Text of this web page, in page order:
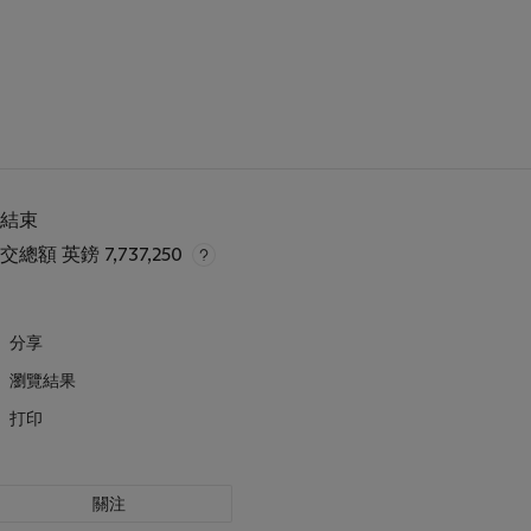
束
總額 英鎊 7,737,250
分享
瀏覽結果
打印
關注